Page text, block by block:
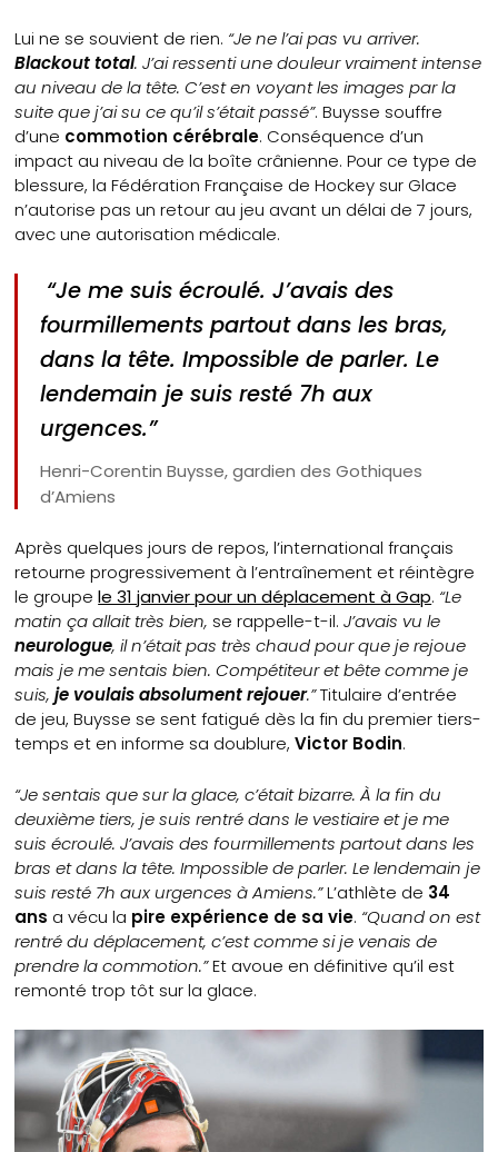
Lui ne se souvient de rien. “Je ne l’ai pas vu arriver.
Blackout total. J’ai ressenti une douleur vraiment intense
au niveau de la tête. C’est en voyant les images par la
suite que j’ai su ce qu’il s’était passé”. Buysse souffre
d’une commotion cérébrale. Conséquence d’un
impact au niveau de la boîte crânienne. Pour ce type de
blessure, la Fédération Française de Hockey sur Glace
n’autorise pas un retour au jeu avant un délai de 7 jours,
avec une autorisation médicale.
“Je me suis écroulé. J’avais des
fourmillements partout dans les bras,
dans la tête. Impossible de parler. Le
lendemain je suis resté 7h aux
urgences.”
Henri-Corentin Buysse, gardien des Gothiques
d’Amiens
Après quelques jours de repos, l’international français
retourne progressivement à l’entraînement et réintègre
le groupele 31 janvier pour un déplacement à Gap. “Le
matin ça allait très bien, se rappelle-t-il.J’avais vu le
neurologue, il n’était pas très chaud pour que je rejoue
mais je me sentais bien. Compétiteur et bête comme je
suis,je voulais absolument rejouer.”Titulaire d’entrée
de jeu, Buysse se sent fatigué dès la fin du premier tiers-
temps et en informe sa doublure,Victor Bodin.
“Je sentais que sur la glace, c’était bizarre. À la fin du
deuxième tiers, je suis rentré dans le vestiaire et je me
suis écroulé. J’avais des fourmillements partout dans les
bras et dans la tête. Impossible de parler. Le lendemain je
suis resté 7h aux urgences à Amiens.”L’athlète de 34
ans a vécu la pire expérience de sa vie. “Quand on est
rentré du déplacement, c’est comme si je venais de
prendre la commotion.”Et avoue en définitive qu’il est
remonté trop tôt sur la glace.